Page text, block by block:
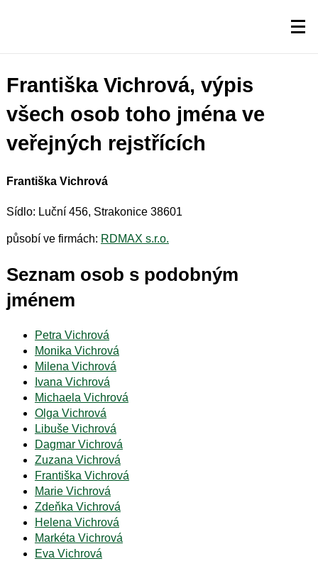
Františka Vichrová, výpis
všech osob toho jména ve
veřejných rejstřících
Františka Vichrová
Sídlo: Luční 456, Strakonice 38601
působí ve firmách: RDMAX s.r.o.
Seznam osob s podobným
jménem
Petra Vichrová
Monika Vichrová
Milena Vichrová
Ivana Vichrová
Michaela Vichrová
Olga Vichrová
Libuše Vichrová
Dagmar Vichrová
Zuzana Vichrová
Františka Vichrová
Marie Vichrová
Zdeňka Vichrová
Helena Vichrová
Markéta Vichrová
Eva Vichrová